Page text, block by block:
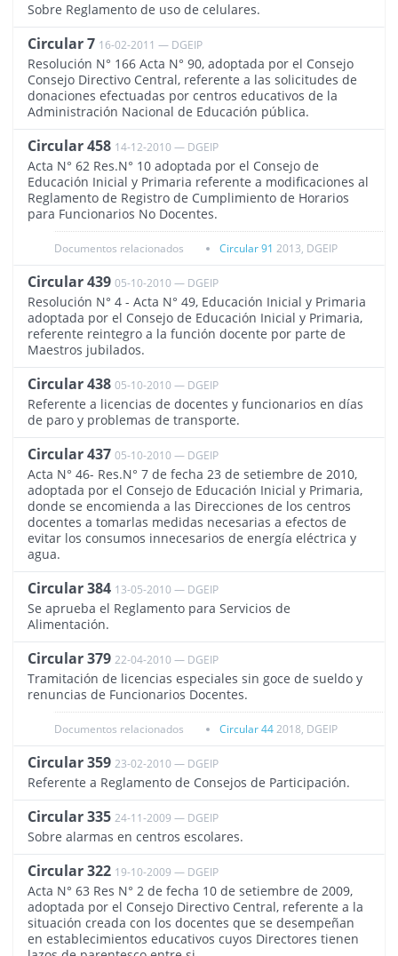
Sobre Reglamento de uso de celulares.
Circular 7 16-02-2011 — DGEIP
Resolución N° 166 Acta N° 90, adoptada por el Consejo
Consejo Directivo Central, referente a las solicitudes de
donaciones efectuadas por centros educativos de la
Administración Nacional de Educación pública.
Circular 458 14-12-2010 — DGEIP
Acta N° 62 Res.N° 10 adoptada por el Consejo de
Educación Inicial y Primaria referente a modificaciones al
Reglamento de Registro de Cumplimiento de Horarios
para Funcionarios No Docentes.
Documentos relacionados Circular 91 2013, DGEIP
Circular 439 05-10-2010 — DGEIP
Resolución N° 4 - Acta N° 49, Educación Inicial y Primaria
adoptada por el Consejo de Educación Inicial y Primaria,
referente reintegro a la función docente por parte de
Maestros jubilados.
Circular 438 05-10-2010 — DGEIP
Referente a licencias de docentes y funcionarios en días
de paro y problemas de transporte.
Circular 437 05-10-2010 — DGEIP
Acta N° 46- Res.N° 7 de fecha 23 de setiembre de 2010,
adoptada por el Consejo de Educación Inicial y Primaria,
donde se encomienda a las Direcciones de los centros
docentes a tomarlas medidas necesarias a efectos de
evitar los consumos innecesarios de energía eléctrica y
agua.
Circular 384 13-05-2010 — DGEIP
Se aprueba el Reglamento para Servicios de
Alimentación.
Circular 379 22-04-2010 — DGEIP
Tramitación de licencias especiales sin goce de sueldo y
renuncias de Funcionarios Docentes.
Documentos relacionados Circular 442018, DGEIP
Circular 359 23-02-2010 — DGEIP
Referente a Reglamento de Consejos de Participación.
Circular 335 24-11-2009 — DGEIP
Sobre alarmas en centros escolares.
Circular 322 19-10-2009 — DGEIP
Acta N° 63 Res N° 2 de fecha 10 de setiembre de 2009,
adoptada por el Consejo Directivo Central, referente a la
situación creada con los docentes que se desempeñan
en establecimientos educativos cuyos Directores tienen